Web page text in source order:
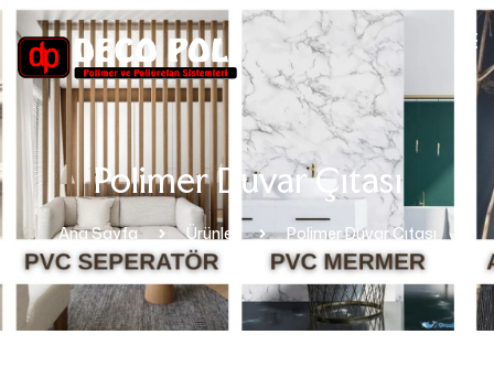
Polimer Duvar Çıtası
Ana Sayfa Ürünler Polimer Duvar Çıtası